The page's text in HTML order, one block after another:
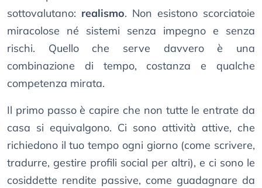
sottovalutano: realismo. Non esistono scorciatoie
miracolose né sistemi senza impegno e senza
rischi. Quello che serve davvero è una
combinazione di tempo, costanza e qualche
competenza mirata.
Il primo passo è capire che non tutte le entrate da
casa si equivalgono. Ci sono attività attive, che
richiedono il tuo tempo ogni giorno (come scrivere,
tradurre, gestire profili social per altri), e ci sono le
cosiddette rendite passive, come guadagnare da